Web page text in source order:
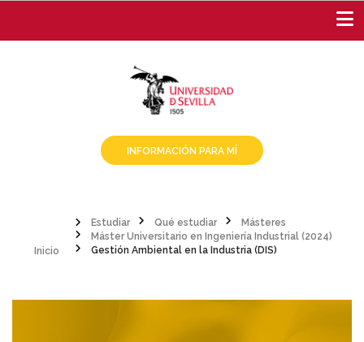
contenido
INFORMACIÓN PARA MÍ
Sobrescribir
de
Estudiar Qué estudiar
Másteres
Máster Universitario en Ingeniería Industrial (2024)
Gestión Ambiental en la Industria (DIS)